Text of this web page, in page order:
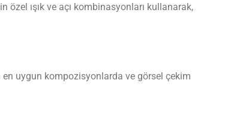
ışık ve açı kombinasyonları kullanarak,
uygun kompozisyonlarda ve görsel çekim